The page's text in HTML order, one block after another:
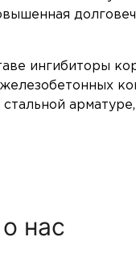
ингибиторы
нас